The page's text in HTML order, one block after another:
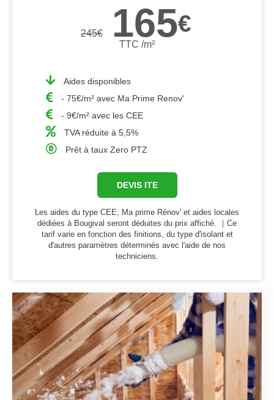
245€ 165€
TTC /m²
Aides disponibles
- 75€/m² avec Ma Prime Renov'
- 9€/m² avec les CEE
TVA réduite à 5,5%
Prêt à taux Zero PTZ
DEVIS ITE
Les aides du type CEE, Ma prime Rénov' et aides locales
dédiées à Bougival seront déduites du prix affiché. ｜Ce
tarif varie en fonction des finitions, du type d'isolant et
d'autres paramètres déterminés avec l'aide de nos
techniciens.